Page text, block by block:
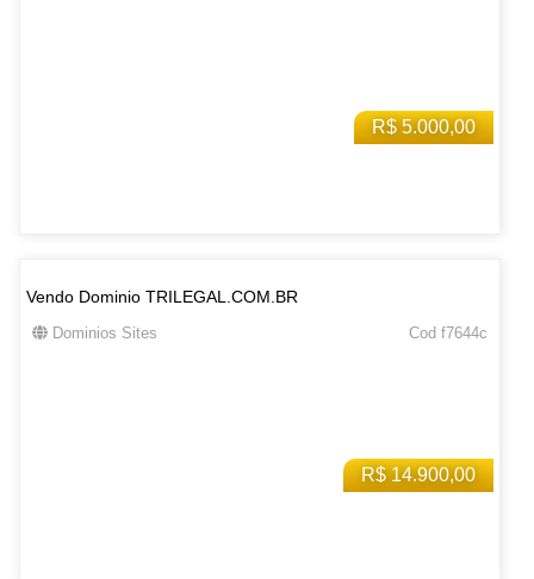
R$ 5.000,00
R$ 14.900,00
Vendo Dominio TRILEGAL.COM.BR
Dominios Sites Cod f7644c